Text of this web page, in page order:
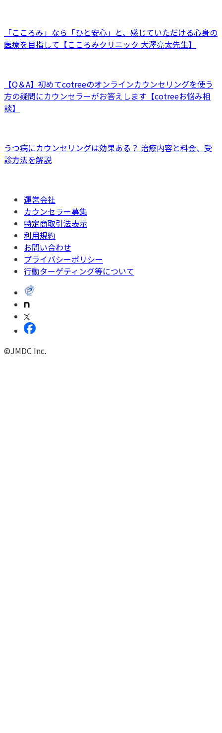
「こころみ」なら「ひと安心」と、感じていただける心身の
医療を目指して【こころみクリニック 大澤亮太先生】
【Q＆A】初めてcotreeのオンラインカウンセリングを使う
方の疑問にカウンセラーがお答えします【cotreeお悩み相
談】
うつ病にカウンセリングは効果ある？ 治療内容と料金、受
診方法を解説
運営会社
カウンセラー募集
特定商取引法表示
利用規約
お問い合わせ
プライバシーポリシー
行動ターゲティング等について
©JMDC Inc.